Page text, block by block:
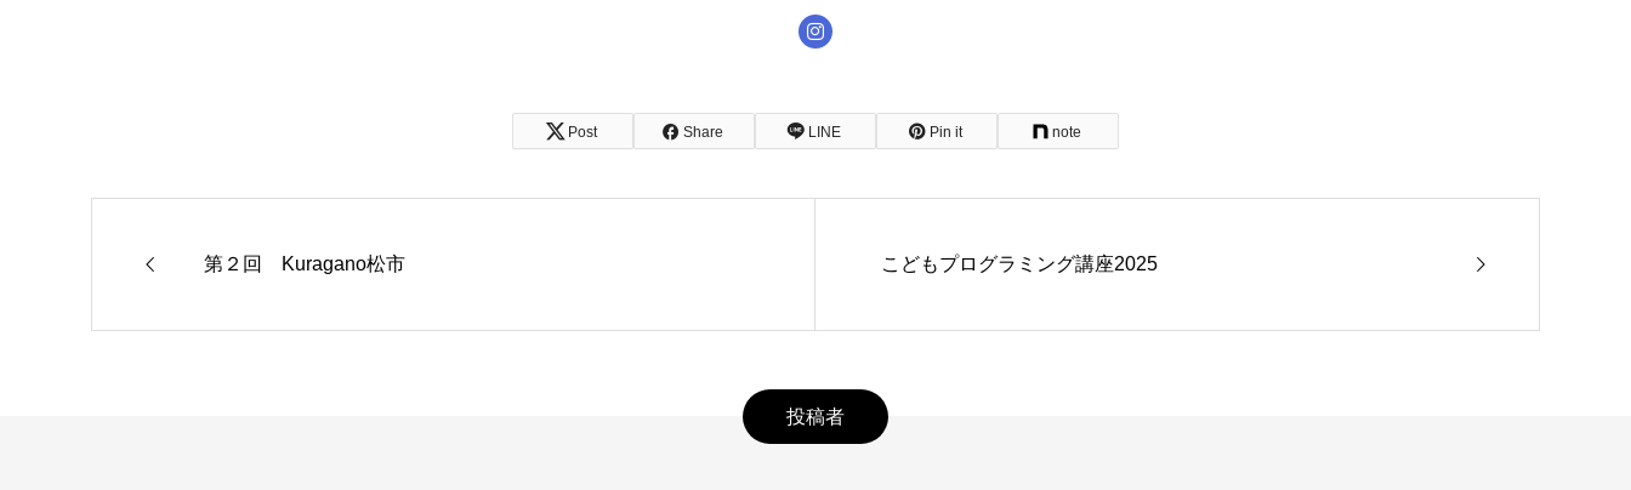
Post Share LINE Pin it note
第２回 Kuragano松市 こどもプログラミング講座2025
投稿者